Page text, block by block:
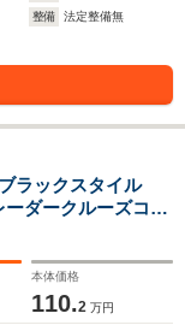
整備
法定整備無
ラックスタイル
ダークルーズコン
ランスソナー 電
ックハイビーム
本体価格
110.2 万円